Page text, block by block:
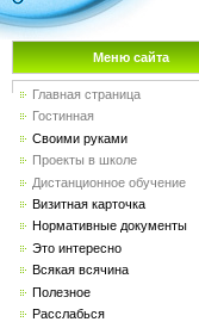
Меню сайта
Главная страница
Гостинная
Своими руками
Проекты в школе
Дистанционное обучение
Визитная карточка
Нормативные документы
Это интересно
Всякая всячина
Полезное
Расслабься